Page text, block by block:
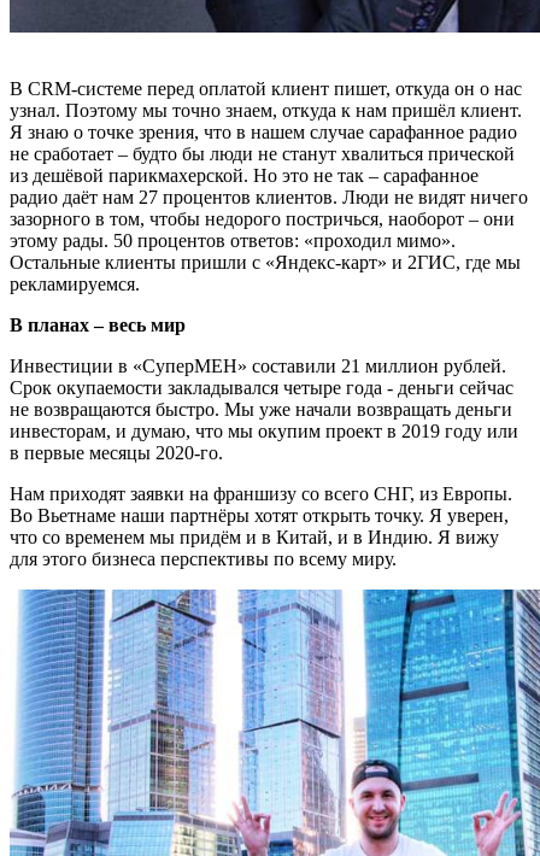
В CRM-системе перед оплатой клиент пишет, откуда он о нас
узнал. Поэтому мы точно знаем, откуда к нам пришёл клиент.
Я знаю о точке зрения, что в нашем случае сарафанное радио
не сработает – будто бы люди не станут хвалиться прической
из дешёвой парикмахерской. Но это не так – сарафанное
радио даёт нам 27 процентов клиентов. Люди не видят ничего
зазорного в том, чтобы недорого постричься, наоборот – они
этому рады. 50 процентов ответов: «проходил мимо».
Остальные клиенты пришли с «Яндекс-карт» и 2ГИС, где мы
рекламируемся.
В планах – весь мир
Инвестиции в «СуперМЕН» составили 21 миллион рублей.
Срок окупаемости закладывался четыре года - деньги сейчас
не возвращаются быстро. Мы уже начали возвращать деньги
инвесторам, и думаю, что мы окупим проект в 2019 году или
в первые месяцы 2020-го.
Нам приходят заявки на франшизу со всего СНГ, из Европы.
Во Вьетнаме наши партнёры хотят открыть точку. Я уверен,
что со временем мы придём и в Китай, и в Индию. Я вижу
для этого бизнеса перспективы по всему миру.